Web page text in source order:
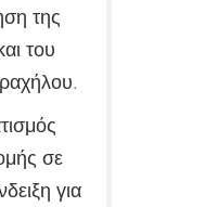
της
του
σε
για